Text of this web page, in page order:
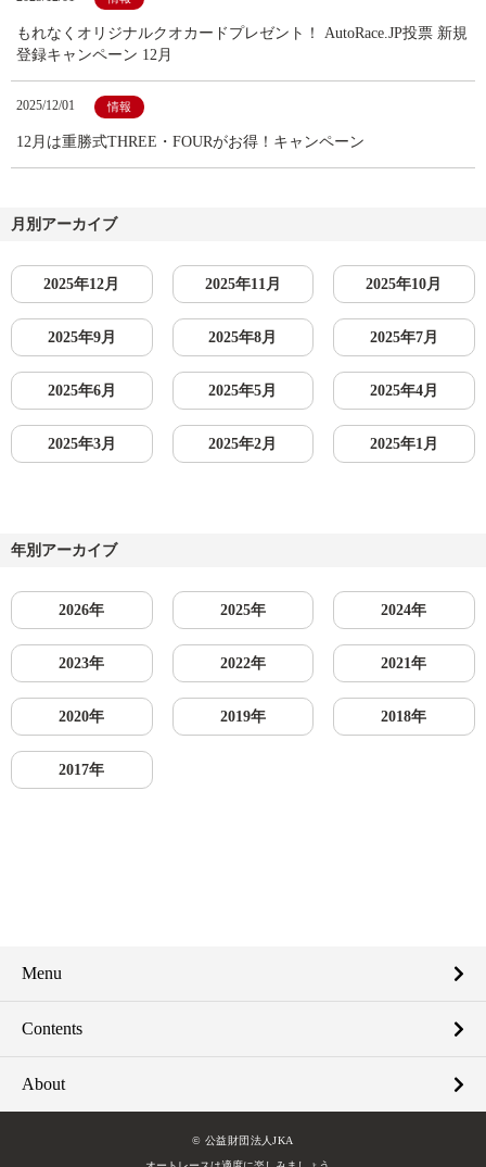
もれなくオリジナルクオカードプレゼント！ AutoRace.JP投票 新規
登録キャンペーン 12月
2025/12/01 情報
12月は重勝式THREE・FOURがお得！キャンペーン
月別アーカイブ
2025年12月 2025年11月 2025年10月
2025年9月 2025年8月 2025年7月
2025年6月 2025年5月 2025年4月
2025年3月 2025年2月 2025年1月
年別アーカイブ
2026年 2025年 2024年
2023年 2022年 2021年
2020年 2019年 2018年
2017年
Menu
Contents
About
© 公益財団法人JKA